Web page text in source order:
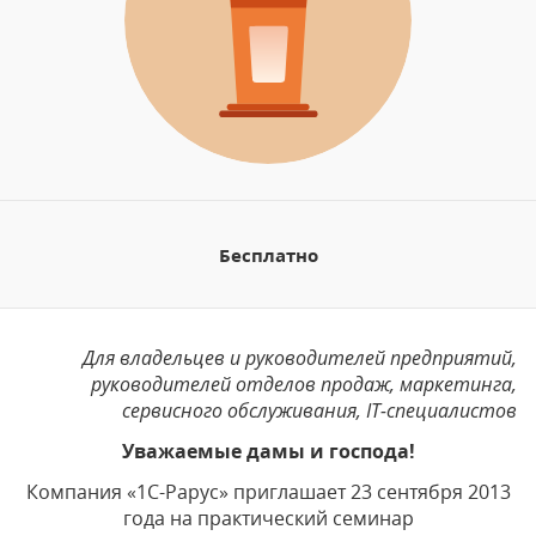
Бесплатно
Для владельцев и руководителей предприятий,
руководителей отделов продаж, маркетинга,
сервисного обслуживания, IT-специалистов
Уважаемые дамы и господа!
Компания «1С-Рарус» приглашает 23 сентября 2013
года на практический семинар